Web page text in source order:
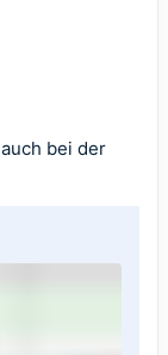
bei der